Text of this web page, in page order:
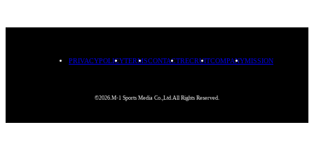
PRIVACYPOLICYTERMSCONTACTRECRUITCOMPANYMISSION
©2026.M-1 Sports Media Co.,Ltd.All Rights Reserved.